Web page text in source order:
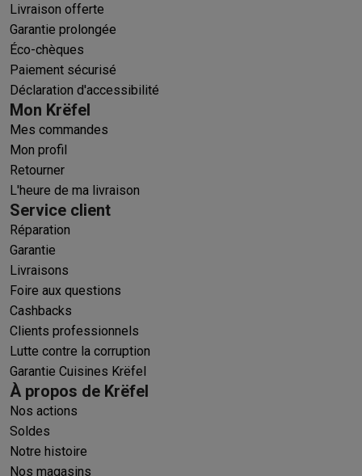
Livraison offerte
Garantie prolongée
Éco-chèques
Paiement sécurisé
Déclaration d'accessibilité
Mon Krëfel
Mes commandes
Mon profil
Retourner
L'heure de ma livraison
Service client
Réparation
Garantie
Livraisons
Foire aux questions
Cashbacks
Clients professionnels
Lutte contre la corruption
Garantie Cuisines Krëfel
À propos de Krëfel
Nos actions
Soldes
Notre histoire
Nos magasins